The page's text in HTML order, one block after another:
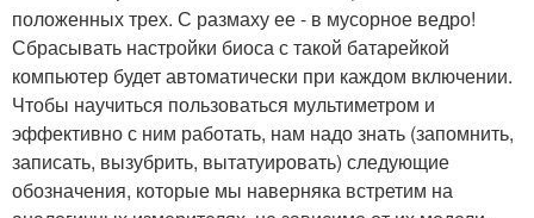
положенных трех. С размаху ее - в мусорное ведро!
Сбрасывать настройки биоса с такой батарейкой
компьютер будет автоматически при каждом включении.
Чтобы научиться пользоваться мультиметром и
эффективно с ним работать, нам надо знать (запомнить,
записать, вызубрить, вытатуировать) следующие
обозначения, которые мы наверняка встретим на